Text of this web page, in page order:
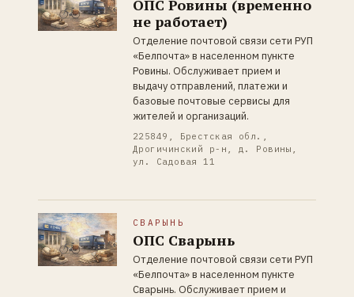
ОПС Ровины (временно
не работает)
Отделение почтовой связи сети РУП
«Белпочта» в населенном пункте
Ровины. Обслуживает прием и
выдачу отправлений, платежи и
базовые почтовые сервисы для
жителей и организаций.
225849, Брестская обл.,
Дрогичинский р-н, д. Ровины,
ул. Садовая 11
СВАРЫНЬ
ОПС Сварынь
Отделение почтовой связи сети РУП
«Белпочта» в населенном пункте
Сварынь. Обслуживает прием и